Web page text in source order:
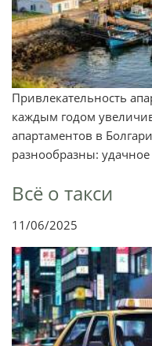
Привлекательность
каждым годом
апартаментов в
разнообразны: удачное
Всё о такси
11/06/2025